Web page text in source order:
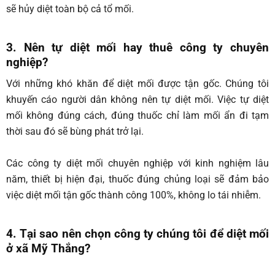
sẽ hủy diệt toàn bộ cả tổ mối.
3. Nên tự diệt mối hay thuê công ty chuyên
nghiệp?
Với những khó khăn để diệt mối được tận gốc. Chúng tôi
khuyến cáo người dân không nên tự diệt mối. Việc tự diệt
mối không đúng cách, đúng thuốc chỉ làm mối ẩn đi tạm
thời sau đó sẽ bùng phát trở lại.
Các công ty diệt mối chuyên nghiệp với kinh nghiệm lâu
năm, thiết bị hiện đại, thuốc đúng chủng loại sẽ đảm bảo
việc diệt mối tận gốc thành công 100%, không lo tái nhiễm.
4. Tại sao nên chọn công ty chúng tôi để diệt mối
ở xã Mỹ Thắng?